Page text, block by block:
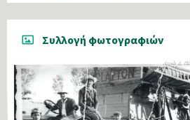
Συλλογή φωτογραφιών